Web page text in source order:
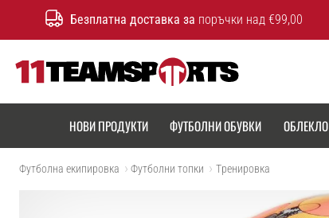
Безплатна доставка за поръчки над €99,00
НОВИ ПРОДУКТИ ФУТБОЛНИ ОБУВКИ ОБЛЕКЛО
Футболна екипировка Футболни топки Tренировка